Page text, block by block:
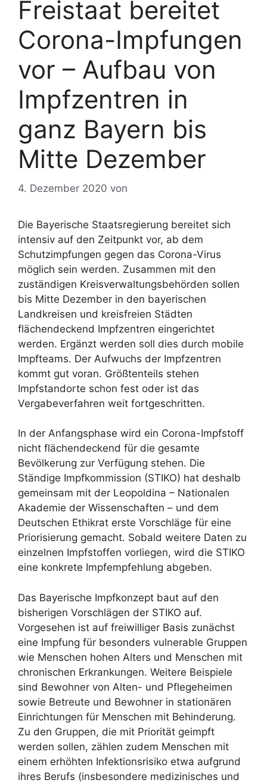
Freistaat bereitet
Corona-Impfungen
vor – Aufbau von
Impfzentren in
ganz Bayern bis
Mitte Dezember
4. Dezember 2020 von
Die Bayerische Staatsregierung bereitet sich
intensiv auf den Zeitpunkt vor, ab dem
Schutzimpfungen gegen das Corona-Virus
möglich sein werden. Zusammen mit den
zuständigen Kreisverwaltungsbehörden sollen
bis Mitte Dezember in den bayerischen
Landkreisen und kreisfreien Städten
flächendeckend Impfzentren eingerichtet
werden. Ergänzt werden soll dies durch mobile
Impfteams. Der Aufwuchs der Impfzentren
kommt gut voran. Größtenteils stehen
Impfstandorte schon fest oder ist das
Vergabeverfahren weit fortgeschritten.
In der Anfangsphase wird ein Corona-Impfstoff
nicht flächendeckend für die gesamte
Bevölkerung zur Verfügung stehen. Die
Ständige Impfkommission (STIKO) hat deshalb
gemeinsam mit der Leopoldina – Nationalen
Akademie der Wissenschaften – und dem
Deutschen Ethikrat erste Vorschläge für eine
Priorisierung gemacht. Sobald weitere Daten zu
einzelnen Impfstoffen vorliegen, wird die STIKO
eine konkrete Impfempfehlung abgeben.
Das Bayerische Impfkonzept baut auf den
bisherigen Vorschlägen der STIKO auf.
Vorgesehen ist auf freiwilliger Basis zunächst
eine Impfung für besonders vulnerable Gruppen
wie Menschen hohen Alters und Menschen mit
chronischen Erkrankungen. Weitere Beispiele
sind Bewohner von Alten- und Pflegeheimen
sowie Betreute und Bewohner in stationären
Einrichtungen für Menschen mit Behinderung.
Zu den Gruppen, die mit Priorität geimpft
werden sollen, zählen zudem Menschen mit
einem erhöhten Infektionsrisiko etwa aufgrund
ihres Berufs (insbesondere medizinisches und